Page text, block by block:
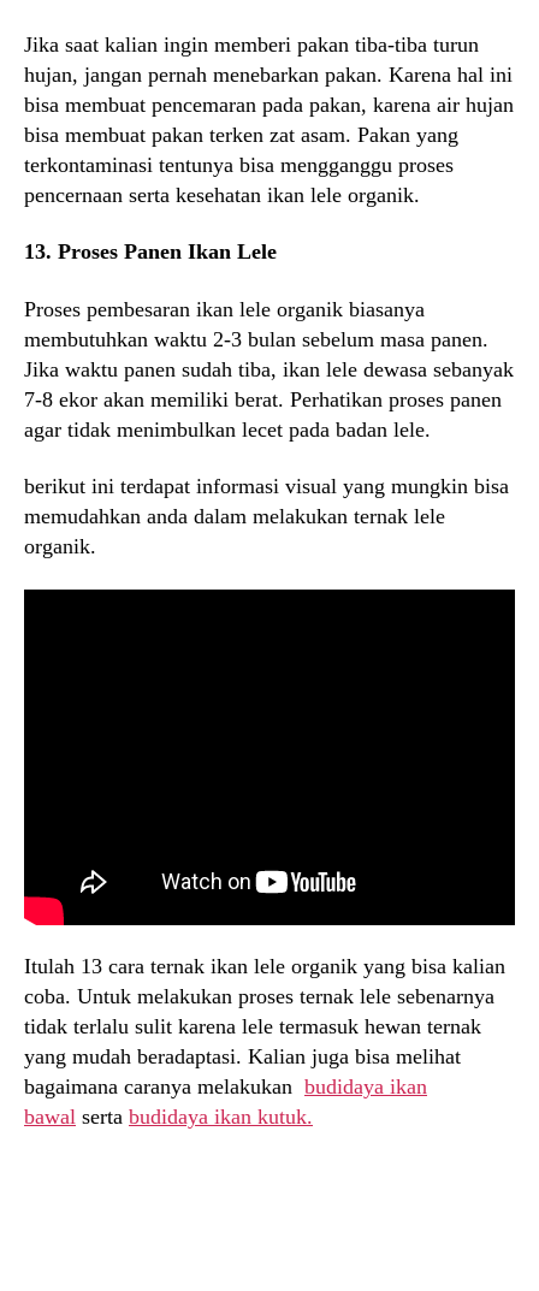
Jika saat kalian ingin memberi pakan tiba-tiba turun
hujan, jangan pernah menebarkan pakan. Karena hal ini
bisa membuat pencemaran pada pakan, karena air hujan
bisa membuat pakan terken zat asam. Pakan yang
terkontaminasi tentunya bisa mengganggu proses
pencernaan serta kesehatan ikan lele organik.
13. Proses Panen Ikan Lele
Proses pembesaran ikan lele organik biasanya
membutuhkan waktu 2-3 bulan sebelum masa panen.
Jika waktu panen sudah tiba, ikan lele dewasa sebanyak
7-8 ekor akan memiliki berat. Perhatikan proses panen
agar tidak menimbulkan lecet pada badan lele.
berikut ini terdapat informasi visual yang mungkin bisa
memudahkan anda dalam melakukan ternak lele
organik.
Itulah 13 cara ternak ikan lele organik yang bisa kalian
coba. Untuk melakukan proses ternak lele sebenarnya
tidak terlalu sulit karena lele termasuk hewan ternak
yang mudah beradaptasi. Kalian juga bisa melihat
bagaimana caranya melakukan budidaya ikan
bawal serta budidaya ikan kutuk.